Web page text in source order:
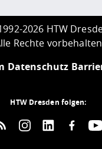
2026 HTW
Rechte vorbehalten
Datenschutz
HTW Dresden folgen: